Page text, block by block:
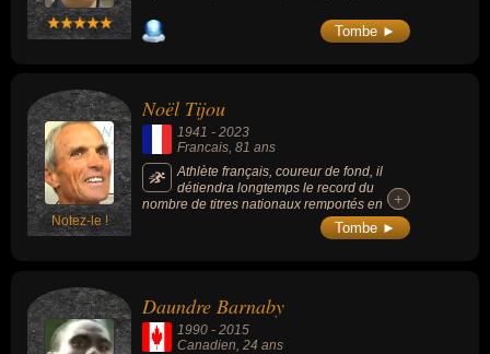
Tombe ►
Notez-le !
Noël Tijou
1941 - 2023
Francais, 81 ans
Athlète français, coureur de fond, il
détiendra longtemps le record du
nombre de titres nationaux remportés en
cross-country, participe également aux Jeux
olympiques de 1972 sur 10 000 mètres. Il
+
+
Tombe ►
Daundre Barnaby
1990 - 2015
Canadien , 24 ans